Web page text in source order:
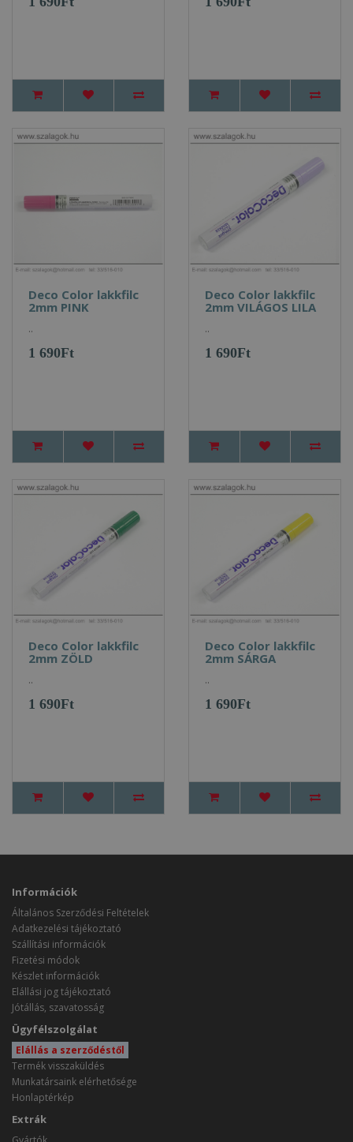
Deco Color lakkfilc
2mm PINK
..
1 690Ft
Deco Color lakkfilc
2mm VILÁGOS LILA
..
1 690Ft
Deco Color lakkfilc
2mm ZÖLD
..
1 690Ft
Deco Color lakkfilc
2mm SÁRGA
..
1 690Ft
Információk
Általános Szerződési Feltételek
Adatkezelési tájékoztató
Szállítási információk
Fizetési módok
Készlet információk
Elállási jog tájékoztató
Jótállás, szavatosság
Ügyfélszolgálat
Elállás a szerződéstől
Termék visszaküldés
Munkatársaink elérhetősége
Honlaptérkép
Extrák